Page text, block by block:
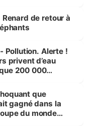
Renard de retour à
Pollution. Alerte !
privent d’eau
200 000
que
gagné dans la
du monde